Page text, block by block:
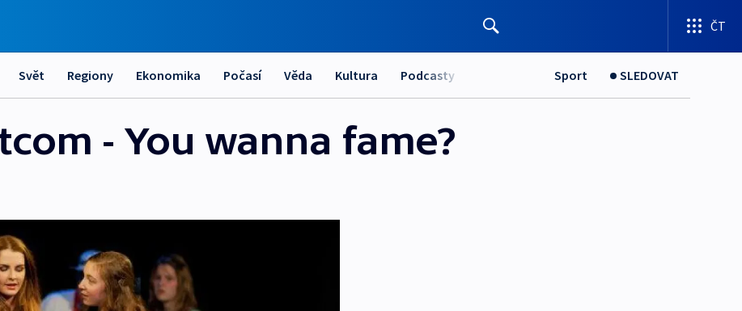
ČT
Svět Regiony Ekonomika Počasí Věda Kultura Podcasty Sport SLEDOVAT
- You wanna fame?